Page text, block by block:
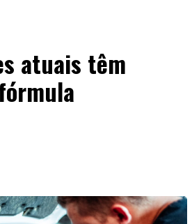
atuais têm